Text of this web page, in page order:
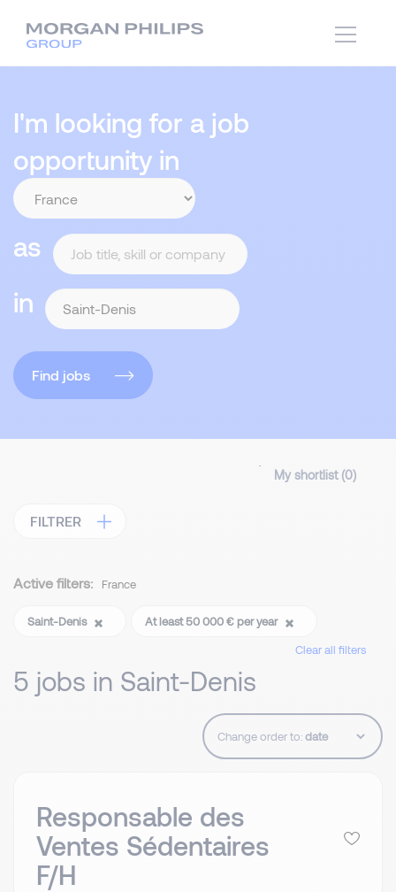
I'm looking for a job
opportunity in
as
in
Find jobs
My shortlist (0)
FILTRER
Active filters: France
Saint-Denis
At least 50 000 € per year
Clear all filters
5 jobs in Saint-Denis
Change order to:
Responsable des
Ventes Sédentaires
F/H